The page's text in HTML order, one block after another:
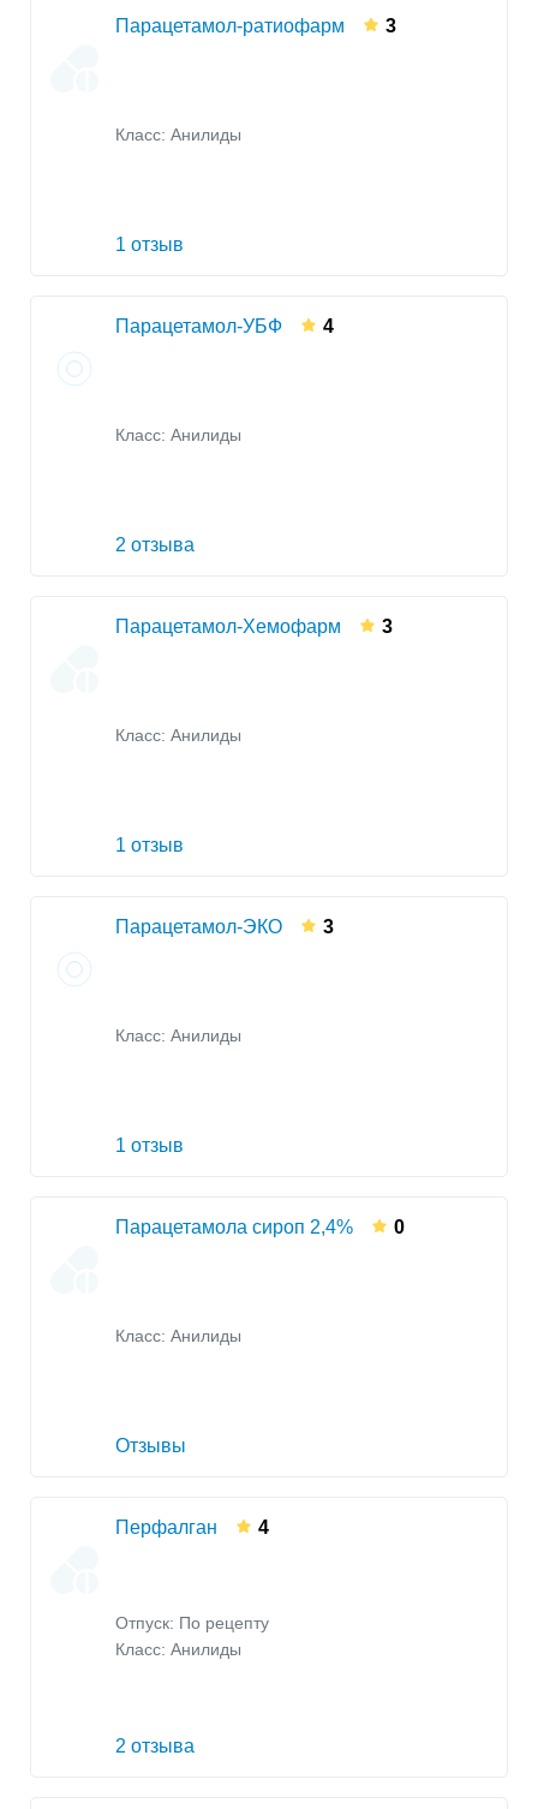
Парацетамол-ратиофарм 3
Класс: Анилиды
1 отзыв
Парацетамол-УБФ 4
Класс: Анилиды
2 отзыва
Парацетамол-Хемофарм 3
Класс: Анилиды
1 отзыв
Парацетамол-ЭКО 3
Класс: Анилиды
1 отзыв
Парацетамола сироп 2,4% 0
Класс: Анилиды
Отзывы
Перфалган 4
Отпуск: По рецепту
Класс: Анилиды
2 отзыва